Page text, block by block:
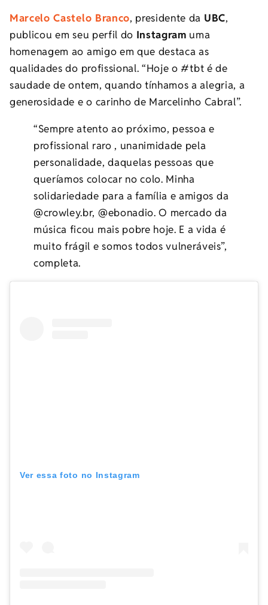
Marcelo Castelo Branco, presidente da UBC,
publicou em seu perfil do Instagram uma
homenagem ao amigo em que destaca as
qualidades do profissional. “Hoje o #tbt é de
saudade de ontem, quando tínhamos a alegria, a
generosidade e o carinho de Marcelinho Cabral”.
“Sempre atento ao próximo, pessoa e
profissional raro , unanimidade pela
personalidade, daquelas pessoas que
queríamos colocar no colo. Minha
solidariedade para a família e amigos da
@crowley.br, @ebonadio. O mercado da
música ficou mais pobre hoje. E a vida é
muito frágil e somos todos vulneráveis”,
completa.
Ver essa foto no Instagram